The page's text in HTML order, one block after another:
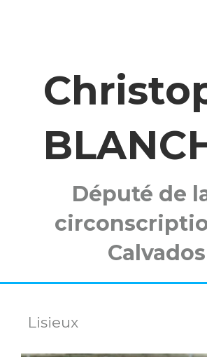
Député de
Calvados
Lisieux